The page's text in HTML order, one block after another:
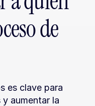
de
es clave para
aumentar la